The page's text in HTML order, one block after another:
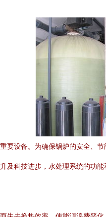
要设备。为确保锅炉的安全、
科技进步，水处理系统的功能